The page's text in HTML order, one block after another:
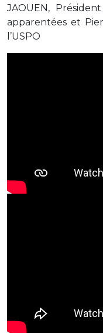
JAOUEN,
apparentées et
l’USPO